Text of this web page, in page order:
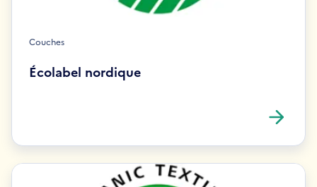
Couches
Écolabel nordique